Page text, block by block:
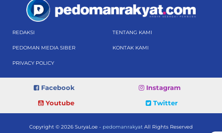
REDAKSI TENTANG KAMI
PEDOMAN MEDIA SIBER KONTAK KAMI
PRIVACY POLICY
Facebook
Instagram
Youtube
Twitter
Copyright © 2026 SuryaLoe - pedomanrakyat All Rights Reserved